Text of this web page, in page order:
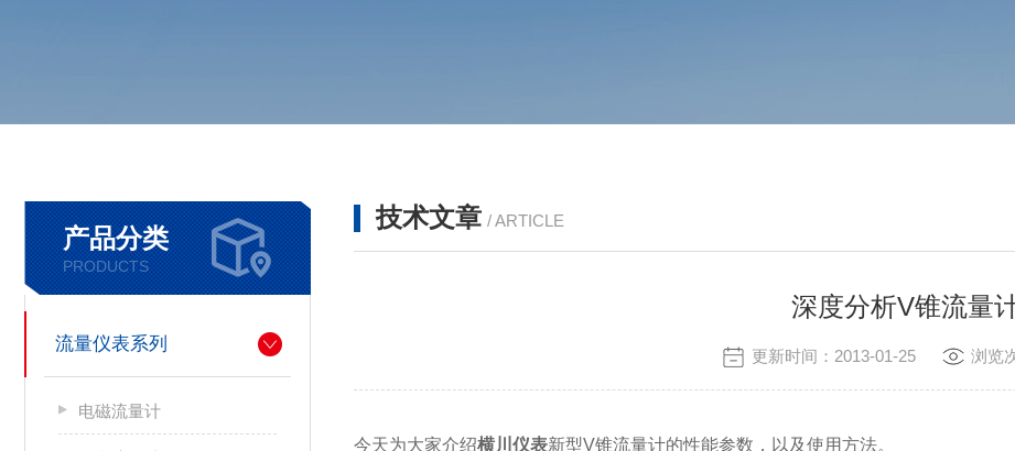
产品分类
PRODUCTS
流量仪表系列
电磁流量计
技术文章 / ARTICLE
深度分析V锥流量
更新时间：2013-01-25 浏览
今天为大家介绍横川仪表新型V锥流量计的性能参数，以及使用方法。